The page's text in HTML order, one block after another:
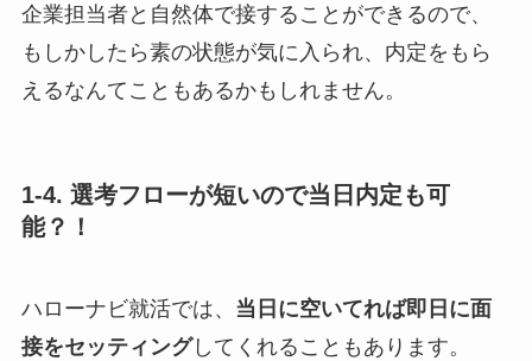
企業担当者と自然体で接することができるので、
もしかしたら素の状態が気に入られ、内定をもら
えるなんてこともあるかもしれません。
1-4. 選考フローが短いので当日内定も可
能？！
ハローナビ就活では、 当日に空いてれば即日に面
接をセッティングしてくれることもあります。